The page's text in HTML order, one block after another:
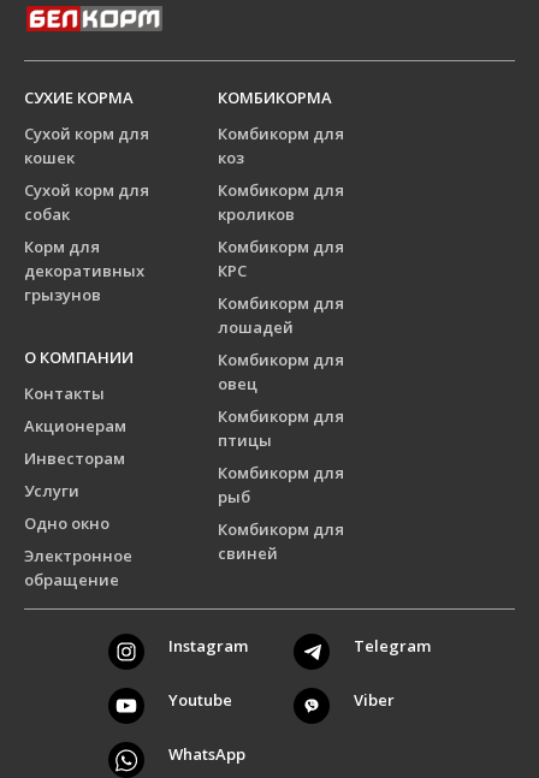
СУХИЕ КОРМА
Сухой корм для
кошек
Сухой корм для
собак
Корм для
декоративных
грызунов
КОМБИКОРМА
Комбикорм для
коз
Комбикорм для
кроликов
Комбикорм для
КРС
Комбикорм для
лошадей
Комбикорм для
овец
Комбикорм для
птицы
Комбикорм для
рыб
Комбикорм для
свиней
О КОМПАНИИ
Контакты
Акционерам
Инвесторам
Услуги
Одно окно
Электронное
обращение
Instagram Telegram
Youtube Viber
WhatsApp